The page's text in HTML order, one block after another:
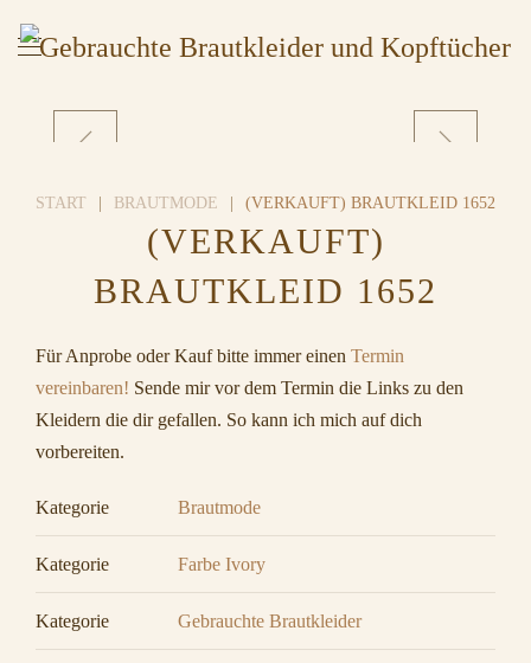
START BRAUTMODE (VERKAUFT) BRAUTKLEID 1652
(VERKAUFT)
BRAUTKLEID 1652
Für Anprobe oder Kauf bitte immer einen Termin
vereinbaren! Sende mir vor dem Termin die Links zu den
Kleidern die dir gefallen. So kann ich mich auf dich
vorbereiten.
Kategorie Brautmode
Kategorie Farbe Ivory
Kategorie Gebrauchte Brautkleider